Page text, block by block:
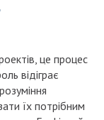
це процес
відіграє
їх потрібним